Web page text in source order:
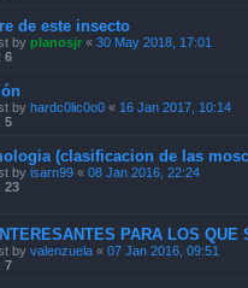
de este insecto
by planosjr « 30 May 2018, 17:01
6
by hardc0lic0o0 « 16 Jan 2017, 10:14
5
(clasificacion de las
by isarn99 « 08 Jan 2016, 22:24
23
PARA LOS QUE
by valenzuela « 07 Jan 2016, 09:51
7